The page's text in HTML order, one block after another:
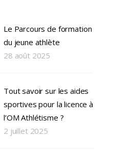
Le Parcours de formation
du jeune athlète
28 août 2025
Tout savoir sur les aides
sportives pour la licence à
l’OM Athlétisme ?
2 juillet 2025